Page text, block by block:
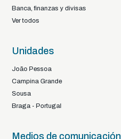
Banca, finanzas y divisas
Ver todos
Unidades
João Pessoa
Campina Grande
Sousa
Braga - Portugal
Medios de comunicación